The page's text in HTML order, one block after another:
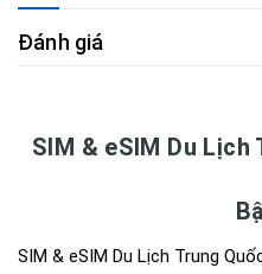
Đánh giá
SIM & eSIM Du Lịch
SIM & eSIM Du Lịch Trung